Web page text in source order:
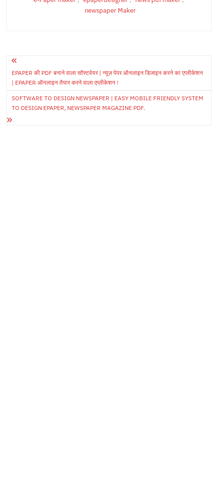
newspaper Maker
Post
navigation
EPAPER की PDF बनाने वाला सॉफ्टवेयर | न्यूज़ पेपर ऑनलाइन डिजाइन करने का एप्लीकेशन
| EPAPER ऑनलाइन तैयार करने वाला एप्लीकेशन !
SOFTWARE TO DESIGN NEWSPAPER | EASY MOBILE FRIENDLY SYSTEM
TO DESIGN EPAPER, NEWSPAPER MAGAZINE PDF.